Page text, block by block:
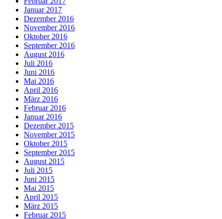
Januar 2017
Dezember 2016
November 2016
Oktober 2016
September 2016
August 2016
Juli 2016
Juni 2016
Mai 2016
April 2016
März 2016
Februar 2016
Januar 2016
Dezember 2015
November 2015
Oktober 2015
September 2015
August 2015
Juli 2015
Juni 2015
Mai 2015
April 2015
März 2015
Februar 2015